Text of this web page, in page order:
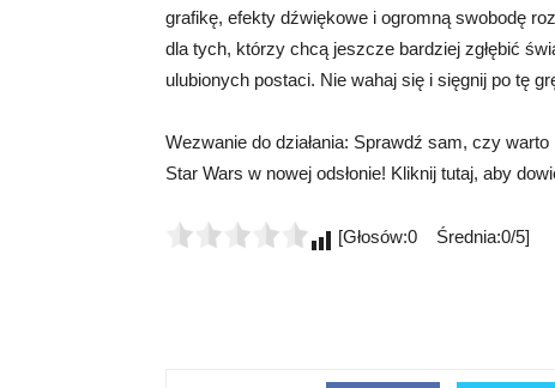
grafikę, efekty dźwiękowe i ogromną swobodę
dla tych, którzy chcą jeszcze bardziej zgłębić
ulubionych postaci. Nie wahaj się i sięgnij po tę
Wezwanie do działania: Sprawdź sam, czy
Star Wars w nowej odsłonie! Kliknij tutaj, aby
[Głosów:0 Średnia:0/5]